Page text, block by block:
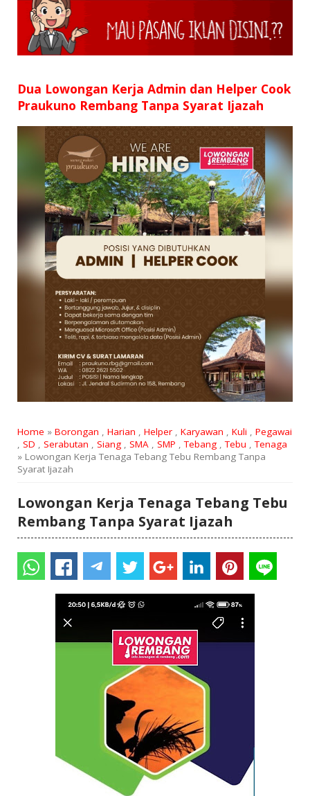
SMP
D3
SURAT LAMARAN
RIWAYAT HIDUP
Dua Lowongan Kerja Admin dan Helper Cook
Praukuno Rembang Tanpa Syarat Ijazah
Home » Borongan , Harian , Helper, Karyawan , Kuli , Pegawai
, SD , Serabutan , Siang, SMA, SMP ,Tebang,Tebu ,Tenaga
» Lowongan Kerja Tenaga Tebang Tebu Rembang Tanpa
Syarat Ijazah
Lowongan Kerja Tenaga Tebang Tebu
Rembang Tanpa Syarat Ijazah